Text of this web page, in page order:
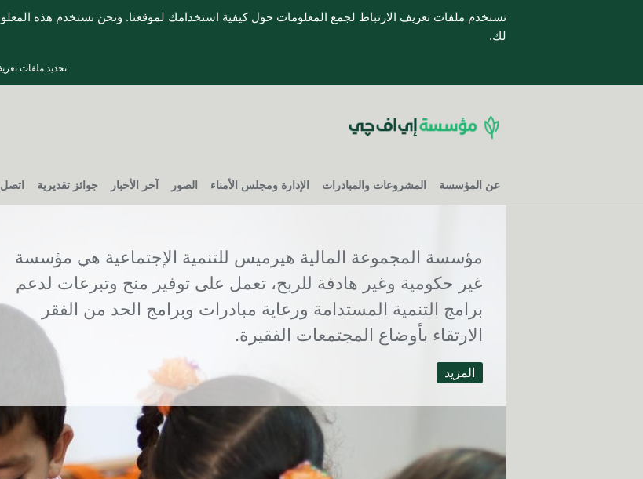
نستخدم ملفات تعريف الارتباط لجمع المعلومات حول كيفية استخدامك لموقعنا. ونحن نستخدم هذه
لك.
تحديد ملفات
عن المؤسسة المشروعات والمبادرات الإدارة ومجلس الأمناء الصور آخر الأخبار جوائز تقديرية اتصل
مؤسسة المجموعة المالية هيرميس للتنمية الإجتماعية هي مؤسسة
غير حكومية وغير هادفة للربح، تعمل على توفير منح وتبرعات لدعم
برامج التنمية المستدامة ورعاية مبادرات وبرامج الحد من الفقر
الارتقاء بأوضاع المجتمعات الفقيرة.
المزيد